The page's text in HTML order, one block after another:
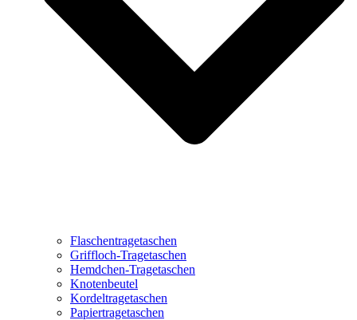
Flaschentragetaschen
Griffloch-Tragetaschen
Hemdchen-Tragetaschen
Knotenbeutel
Kordeltragetaschen
Papiertragetaschen